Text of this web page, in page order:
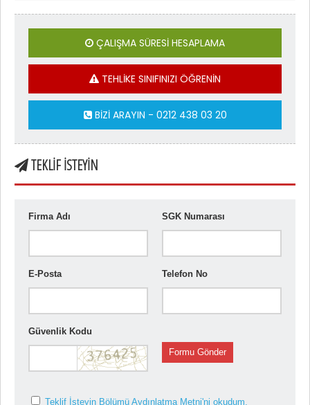
ÇALIŞMA SÜRESİ HESAPLAMA
TEHLİKE SINIFINIZI ÖĞRENİN
BİZİ ARAYIN - 0212 438 03 20
TEKLİF İSTEYİN
Firma Adı SGK Numarası
E-Posta Telefon No
Güvenlik Kodu
Formu Gönder
Teklif İsteyin Bölümü Aydınlatma Metni'ni okudum.